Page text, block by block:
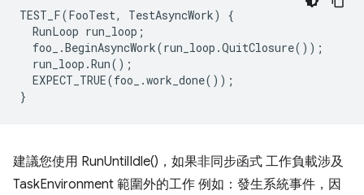
TEST_F(FooTest, TestAsyncWork)
{
RunLoop run_loop ;
foo_
.BeginAsyncWork(run_loop .QuitClosure());
run_loop .Run();
EXPECT_TRUE(foo_ .work_done());
}
建議您使用 RunUntilIdle()，如果非同步函式 工作負載涉及
TaskEnvironment 範圍外的工作 例如：發生系統事件，因